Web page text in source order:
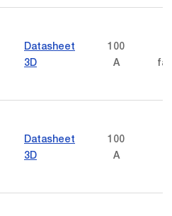
Datasheet
3D
100
A
Datasheet
3D
100
A